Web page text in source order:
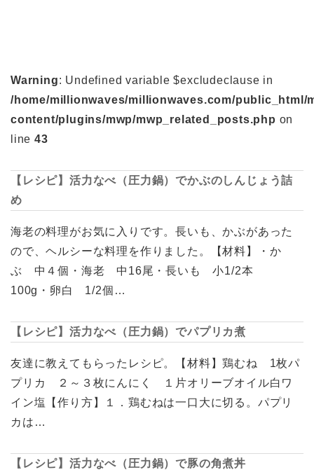
Warning: Undefined variable $excludeclause in
/home/millionwaves/millionwaves.com/public_html/
content/plugins/mwp/mwp_related_posts.php on
line 43
【レシピ】活力なべ（圧力鍋）でかぶのしんじょう詰
め
海老の料理がお気に入りです。長いも、かぶがあった
ので、ヘルシーな料理を作りました。【材料】・か
ぶ 中４個・海老 中16尾・長いも 小1/2本
100g・卵白 1/2個…
【レシピ】活力なべ（圧力鍋）でパプリカ煮
友達に教えてもらったレシピ。【材料】鶏むね 1枚パ
プリカ ２～３枚にんにく １片オリーブオイル白ワ
イン塩【作り方】１．鶏むねは一口大に切る。パプリ
カは…
【レシピ】活力なべ（圧力鍋）で豚の角煮丼